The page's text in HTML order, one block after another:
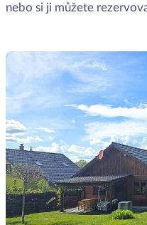
nebo si ji můžete